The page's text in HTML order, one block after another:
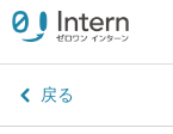
戻る